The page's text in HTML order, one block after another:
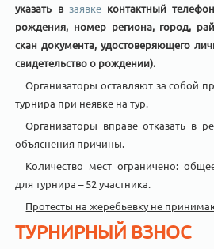
указать в заявкеконтактный
рождения, номер региона, город,
скан документа, удостоверяющего
свидетельство о рождении).
Организаторы оставляют за собой
турнира при неявке на тур.
Организаторы вправе отказать в
объяснения причины.
Количество мест ограничено:
для турнира – 52 участника.
Протесты на жеребьевку не
ТУРНИРНЫЙ ВЗНОС